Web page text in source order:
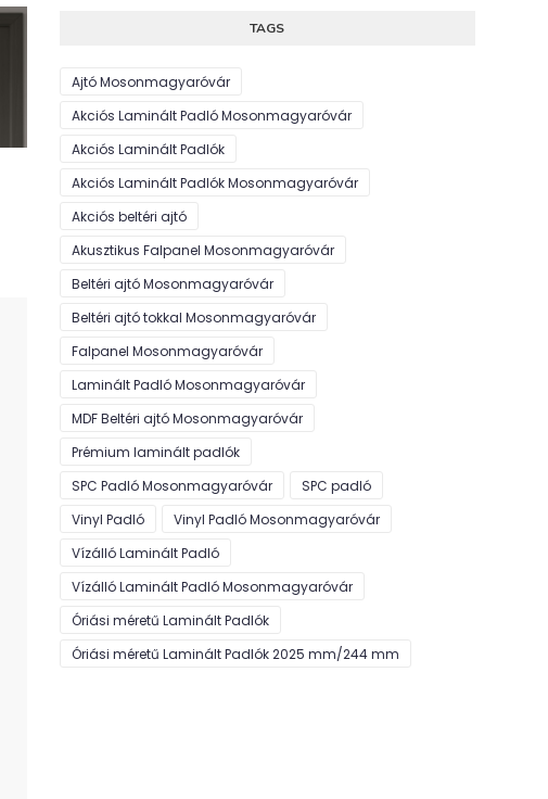
TAGS
Ajtó Mosonmagyaróvár
Akciós Laminált Padló Mosonmagyaróvár
Akciós Laminált Padlók
Akciós Laminált Padlók Mosonmagyaróvár
Akciós beltéri ajtó
Akusztikus Falpanel Mosonmagyaróvár
Beltéri ajtó Mosonmagyaróvár
Beltéri ajtó tokkal Mosonmagyaróvár
Falpanel Mosonmagyaróvár
Laminált Padló Mosonmagyaróvár
MDF Beltéri ajtó Mosonmagyaróvár
Prémium laminált padlók
SPC Padló Mosonmagyaróvár
SPC padló
Vinyl Padló
Vinyl Padló Mosonmagyaróvár
Vízálló Laminált Padló
Vízálló Laminált Padló Mosonmagyaróvár
Óriási méretű Laminált Padlók
Óriási méretű Laminált Padlók 2025 mm/244 mm